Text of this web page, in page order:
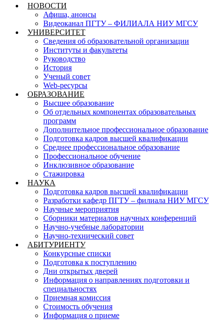
НОВОСТИ
Афиша, анонсы
Видеоканал ПГТУ – ФИЛИАЛА НИУ МГСУ
УНИВЕРСИТЕТ
Сведения об образовательной организации
Институты и факультеты
Руководство
История
Ученый совет
Web-ресурсы
ОБРАЗОВАНИЕ
Высшее образование
Об отдельных компонентах образовательных
программ
Дополнительное профессиональное образование
Подготовка кадров высшей квалификации
Среднее профессиональное образование
Профессиональное обучение
Инклюзивное образование
Стажировка
НАУКА
Подготовка кадров высшей квалификации
Разработки кафедр ПГТУ – филиала НИУ МГСУ
Научные мероприятия
Сборники материалов научных конференций
Научно-учебные лаборатории
Научно-технический совет
АБИТУРИЕНТУ
Конкурсные списки
Подготовка к поступлению
Дни открытых дверей
Информация о направлениях подготовки и
специальностях
Приемная комиссия
Стоимость обучения
Информация о приеме